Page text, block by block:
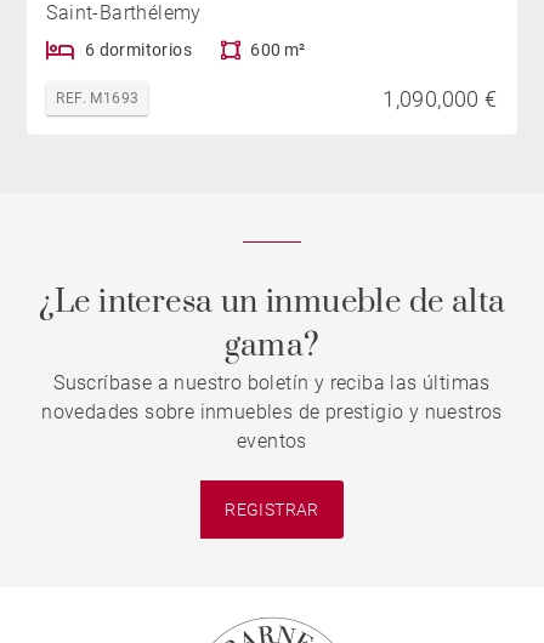
Saint-Barthélemy
6 dormitorios 600 m²
REF. M1693 1,090,000 €
¿Le interesa un inmueble de alta
gama?
Suscríbase a nuestro boletín y reciba las últimas
novedades sobre inmuebles de prestigio y nuestros
eventos
REGISTRAR